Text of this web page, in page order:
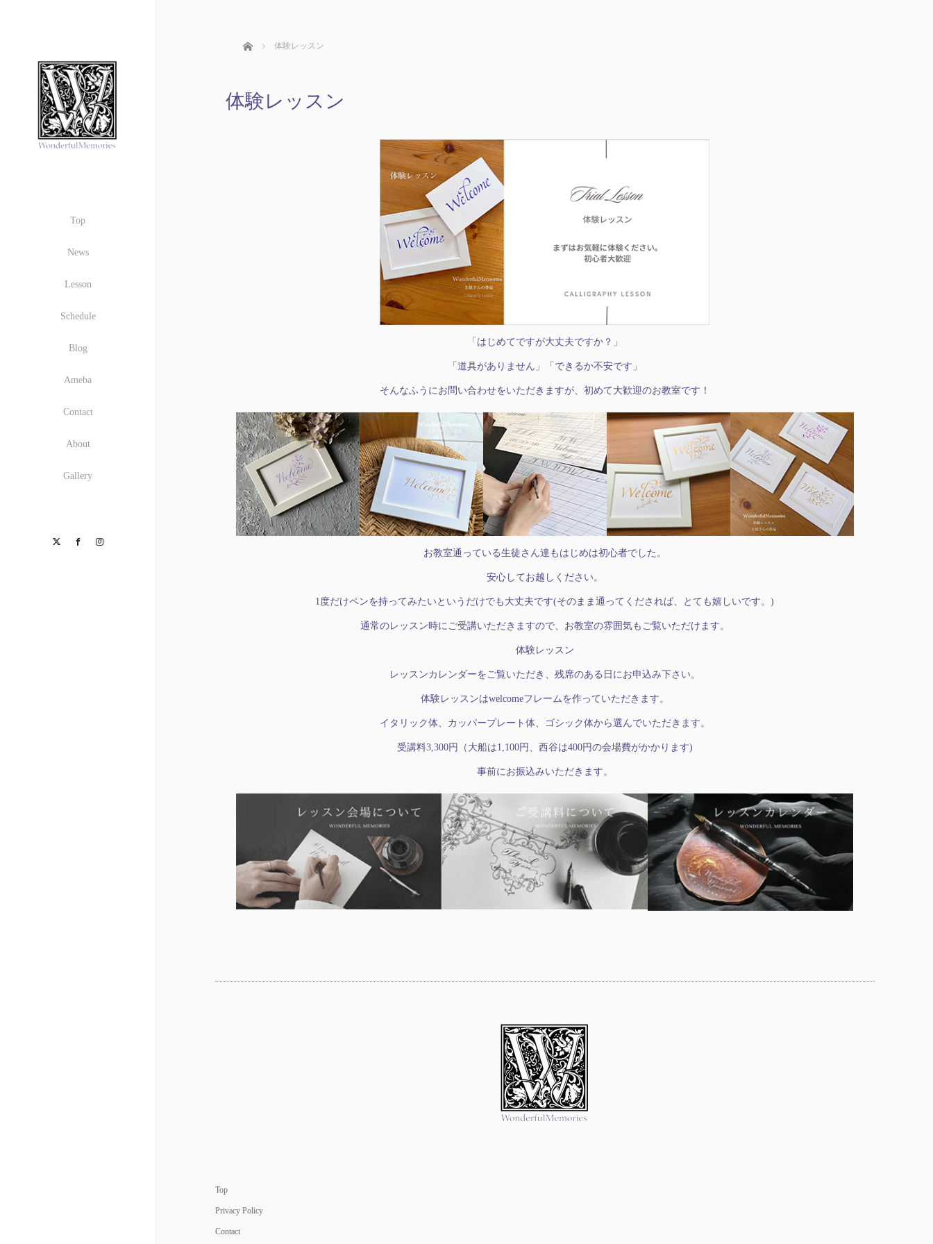
Top
News
Lesson
Schedule
Blog
Ameba
Contact
About
Gallery
TwitterFacebook
ホーム 体験レッスン
体験レッスン
「はじめてですが大丈夫ですか？」
「道具がありません」「できるか不安です」
そんなふうにお問い合わせをいただきますが、初めて大歓迎のお教室です！
お教室通っている生徒さん達もはじめは初心者でした。
安心してお越しください。
1度だけペンを持ってみたいというだけでも大丈夫です(そのまま通ってくだされば、とても嬉しいです。)
通常のレッスン時にご受講いただきますので、お教室の雰囲気もご覧いただけます。
体験レッスン
レッスンカレンダーをご覧いただき、残席のある日にお申込み下さい。
体験レッスンはwelcomeフレームを作っていただきます。
イタリック体、カッパープレート体、ゴシック体から選んでいただきます。
受講料3,300円（大船は1,100円、西谷は400円の会場費がかかります)
事前にお振込みいただきます。
Top
Privacy Policy
Contact